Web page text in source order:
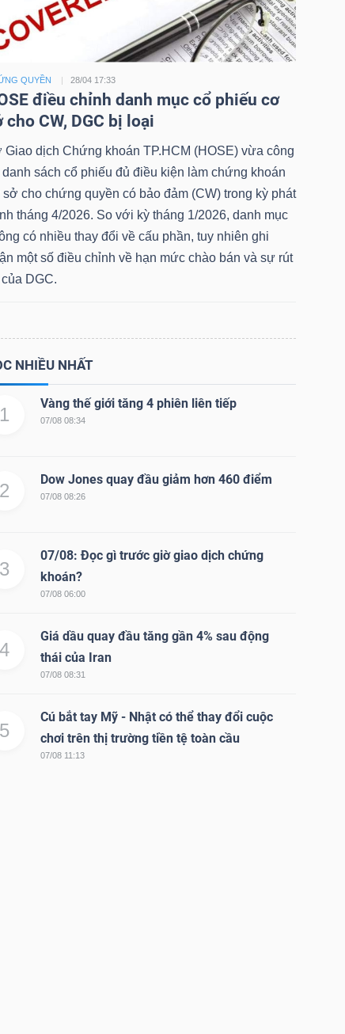
QUYỀN 28/04 17:33
điều chỉnh danh mục cổ phiếu cơ
cho CW, DGC bị loại
Giao dịch Chứng khoán TP.HCM (HOSE) vừa công
danh sách cổ phiếu đủ điều kiện làm chứng khoán
cho chứng quyền có bảo đảm (CW) trong kỳ phát
tháng 4/2026. So với kỳ tháng 1/2026, danh mục
có nhiều thay đổi về cấu phần, tuy nhiên ghi
một số điều chỉnh về hạn mức chào bán và sự rút
của DGC.
NHIỀU NHẤT
1
Vàng thế giới tăng 4 phiên liên tiếp
07/08 08:34
2
Dow Jones quay đầu giảm hơn 460 điểm
07/08 08:26
3
07/08: Đọc gì trước giờ giao dịch chứng
khoán?
07/08 06:00
4
Giá dầu quay đầu tăng gần 4% sau động
thái của Iran
07/08 08:31
5
Cú bắt tay Mỹ - Nhật có thể thay đổi cuộc
chơi trên thị trường tiền tệ toàn cầu
07/08 11:13